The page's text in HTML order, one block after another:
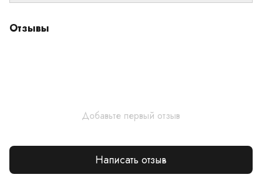
Отзывы
Добавьте первый отзыв
Написать отзыв